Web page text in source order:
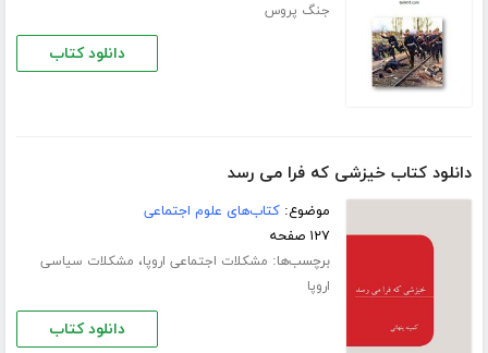
جنگ پروس
دانلود کتاب
دانلود کتاب خیزشی که فرا می رسد
موضوع:کتاب‌های علوم اجتماعی
۱۲۷ صفحه
برچسب‌ها: مشکلات اجتماعی اروپا، مشکلات سیاسی
اروپا
دانلود کتاب